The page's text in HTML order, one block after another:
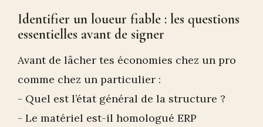
Identifier un loueur fiable : les questions
essentielles avant de signer
Avant de lâcher tes économies chez un pro
comme chez un particulier :
- Quel est l’état général de la structure ?
- Le matériel est-il homologué ERP